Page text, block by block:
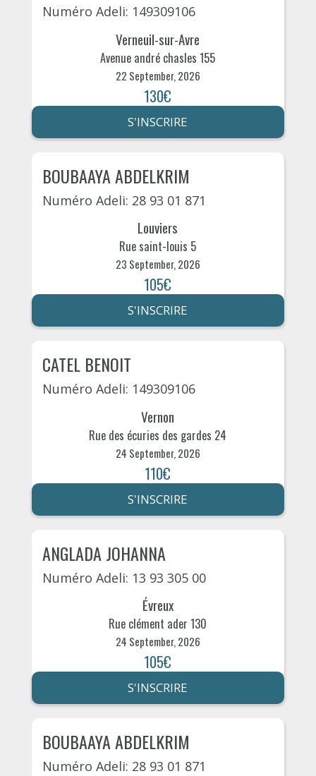
Numéro Adeli: 149309106
Verneuil-sur-Avre
Avenue andré chasles 155
22 September, 2026
130€
S'INSCRIRE
BOUBAAYA ABDELKRIM
Numéro Adeli: 28 93 01 871
Louviers
Rue saint-louis 5
23 September, 2026
105€
S'INSCRIRE
CATEL BENOIT
Numéro Adeli: 149309106
Vernon
Rue des écuries des gardes 24
24 September, 2026
110€
S'INSCRIRE
ANGLADA JOHANNA
Numéro Adeli: 13 93 305 00
Évreux
Rue clément ader 130
24 September, 2026
105€
S'INSCRIRE
BOUBAAYA ABDELKRIM
Numéro Adeli: 28 93 01 871